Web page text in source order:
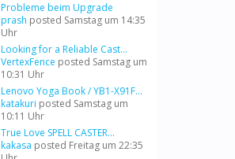
Probleme beim Upgrade
prash posted Samstag um 14:35
Uhr
Looking for a Reliable Cast...
VertexFence posted Samstag um
10:31 Uhr
Lenovo Yoga Book / YB1-X91F...
katakuri posted Samstag um
10:11 Uhr
True Love SPELL CASTER...
kakasa posted Freitag um 22:35